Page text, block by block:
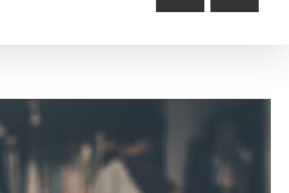
til møder,